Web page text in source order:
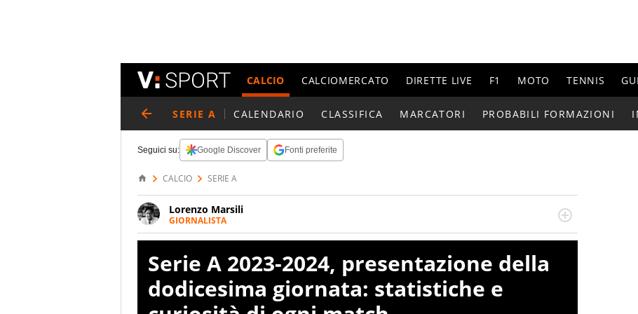
CALCIO CALCIOMERCATO DIRETTE LIVE F1 MOTO TENNIS
SERIE A CALENDARIO CLASSIFICA MARCATORI PROBABILI FORMAZIONI
Seguici su: Google Discover Fonti preferite
CALCIO SERIE A
Lorenzo Marsili
GIORNALISTA
Giornalista pubblicista, redattore, divulgatore. E' una delle anime video del sito:
Serie A 2023-2024, presentazione della
dodicesima giornata: statistiche e